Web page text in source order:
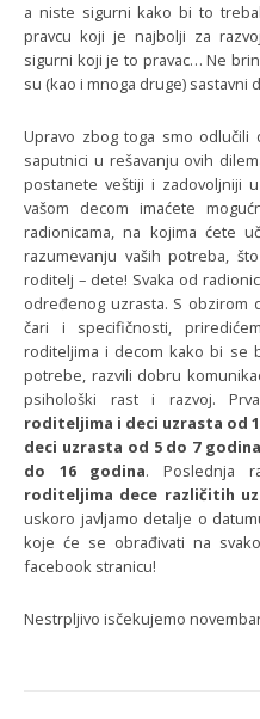
a niste sigurni kako bi to
pravcu koji je najbolji za
sigurni koji je to pravac… Ne
su (kao i mnoga druge) sastavni
Upravo zbog toga smo odlučili
saputnici u rešavanju ovih
postanete veštiji i zadovoljniji
vašom decom imaćete
radionicama, na kojima ćete
razumevanju vaših potreba,
roditelj – dete! Svaka od
određenog uzrasta. S obzirom
čari i specifičnosti,
roditeljima i decom kako bi se
potrebe, razvili dobru
psihološki rast i razvoj.
roditeljima i deci uzrasta od
deci uzrasta od 5 do 7 godina
do 16 godina. Poslednja
roditeljima dece različitih
uskoro javljamo detalje o
koje će se obrađivati na
facebook stranicu!
Nestrpljivo isčekujemo